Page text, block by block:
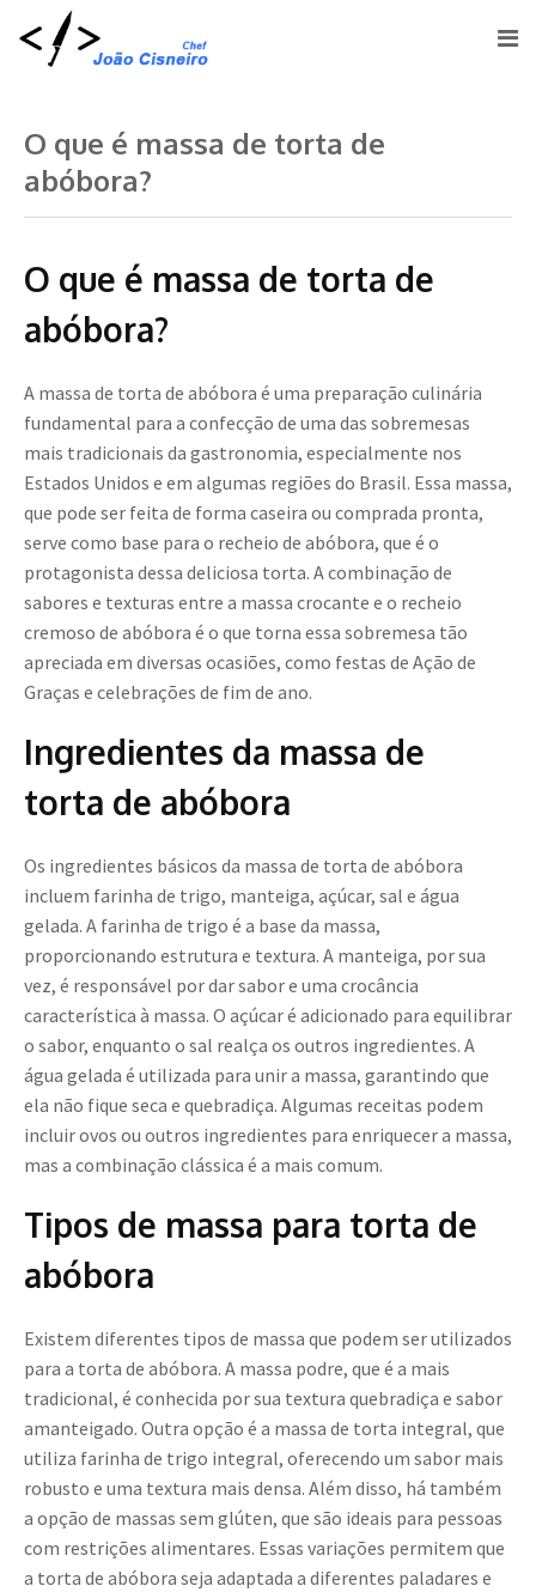
O que é massa de torta de
abóbora?
O que é massa de torta de
abóbora?
A massa de torta de abóbora é uma preparação culinária
fundamental para a confecção de uma das sobremesas
mais tradicionais da gastronomia, especialmente nos
Estados Unidos e em algumas regiões do Brasil. Essa massa,
que pode ser feita de forma caseira ou comprada pronta,
serve como base para o recheio de abóbora, que é o
protagonista dessa deliciosa torta. A combinação de
sabores e texturas entre a massa crocante e o recheio
cremoso de abóbora é o que torna essa sobremesa tão
apreciada em diversas ocasiões, como festas de Ação de
Graças e celebrações de fim de ano.
Ingredientes da massa de
torta de abóbora
Os ingredientes básicos da massa de torta de abóbora
incluem farinha de trigo, manteiga, açúcar, sal e água
gelada. A farinha de trigo é a base da massa,
proporcionando estrutura e textura. A manteiga, por sua
vez, é responsável por dar sabor e uma crocância
característica à massa. O açúcar é adicionado para equilibrar
o sabor, enquanto o sal realça os outros ingredientes. A
água gelada é utilizada para unir a massa, garantindo que
ela não fique seca e quebradiça. Algumas receitas podem
incluir ovos ou outros ingredientes para enriquecer a massa,
mas a combinação clássica é a mais comum.
Tipos de massa para torta de
abóbora
Existem diferentes tipos de massa que podem ser utilizados
para a torta de abóbora. A massa podre, que é a mais
tradicional, é conhecida por sua textura quebradiça e sabor
amanteigado. Outra opção é a massa de torta integral, que
utiliza farinha de trigo integral, oferecendo um sabor mais
robusto e uma textura mais densa. Além disso, há também
a opção de massas sem glúten, que são ideais para pessoas
com restrições alimentares. Essas variações permitem que
a torta de abóbora seja adaptada a diferentes paladares e